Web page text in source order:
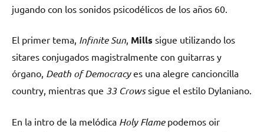
jugando con los sonidos psicodélicos de los años 60.
El primer tema, Infinite Sun, Mills sigue utilizando los
sitares conjugados magistralmente con guitarras y
órgano, Death of Democracyes una alegre cancioncilla
country, mientras que 33 Crowssigue el estilo Dylaniano.
En la intro de la melódica Holy Flamepodemos oir